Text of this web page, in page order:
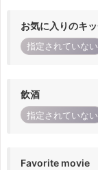
お気に入りのキ
指定されていない
飲酒
指定されていない
Favorite movie